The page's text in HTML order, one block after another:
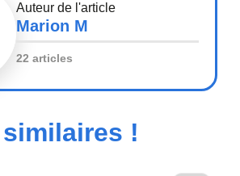
Auteur de l'article
Marion M
22 articles
!